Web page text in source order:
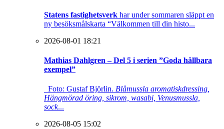
Statens fastighetsverk har under sommaren släppt en
ny besöksmålskarta “Välkommen till din histo...
2026-08-01 18:21
Mathias Dahlgren – Del 5 i serien ”Goda hållbara
exempel”
Foto: Gustaf Björlin. Blåmussla aromatiskdressing,
Hängmörad öring, sikrom, wasabi, Venusmussla,
sock...
2026-08-05 15:02